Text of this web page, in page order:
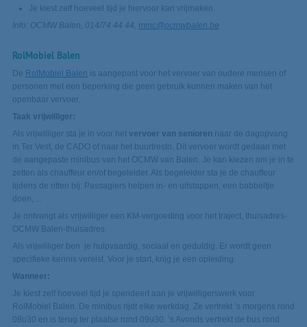
Je kiest zelf hoeveel tijd je hiervoor kan vrijmaken.
Info: OCMW Balen, 014/74 44 44, mmc@ocmwbalen.be
RolMobiel Balen
De RolMobiel Balen is aangepast voor het vervoer van oudere mensen of
personen met een beperking die geen gebruik kunnen maken van het
openbaar vervoer.
Taak vrijwilliger:
Als vrijwilliger sta je in voor hetvervoer van senioren naar de dagopvang
in Ter Vest, de CADO of naar het buurtresto. Dit vervoer wordt gedaan met
de aangepaste minibus van het OCMW van Balen. Je kan kiezen om je in te
zetten als chauffeur en/of begeleider. Als begeleider sta je de chauffeur
tijdens de ritten bij: Passagiers helpen in- en uitstappen, een babbeltje
doen,…
Je ontvangt als vrijwilliger een KM-vergoeding voor het traject, thuisadres-
OCMW Balen-thuisadres.
Als vrijwilliger ben je hulpvaardig, sociaal en geduldig. Er wordt geen
specifieke kennis vereist. Voor je start, krijg je een opleiding.
Wanneer:
Je kiest zelf hoeveel tijd je spendeert aan je vrijwilligerswerk voor
RolMobiel Balen. De minibus rijdt elke werkdag. Ze vertrekt ’s morgens rond
08u30 en is terug ter plaatse rond 09u30. ’s Avonds vertrekt de bus rond